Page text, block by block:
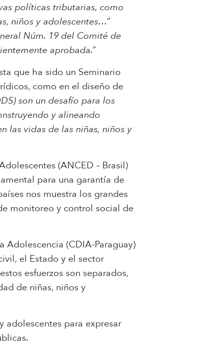
políticas tributarias, como
niños y adolescentes…”
Núm. 19 del Comité de
aprobada.”
que ha sido un Seminario
como en el diseño de
son un desafío para los
y alineando
las vidas de las niñas, niños y
(ANCED – Brasil)
para una garantía de
nos muestra los grandes
monitoreo y control social de
Adolescencia (CDIA-Paraguay)
el Estado y el sector
esfuerzos son separados,
de niñas, niños y
adolescentes para expresar